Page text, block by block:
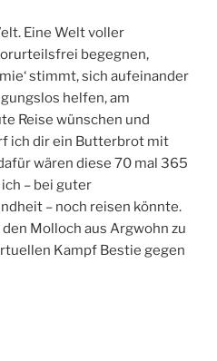
Eine Welt voller
begegnen,
stimmt, sich aufeinander
helfen, am
Reise wünschen und
ich dir ein Butterbrot mit
wären diese 70 mal 365
– bei guter
– noch reisen könnte.
Molloch aus Argwohn zu
Kampf Bestie gegen